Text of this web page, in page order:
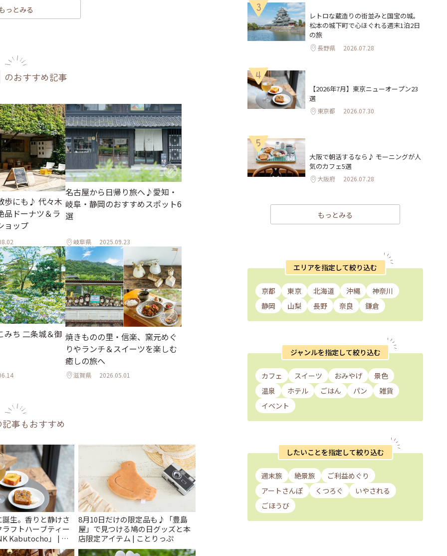
っとみる
のおすすめ記事
歩にも♪ 代々木
品ドーナツ＆ラ
ョップ
名古屋から日帰り旅へ♪愛知・
岐阜・静岡のおすすめスポット6
選
岐阜県 2025.09.23
みち 二条城＆御 焼きものの里・信楽、窯元めぐ
りやランチ＆スイーツを楽しむ
癒しの旅へ
滋賀県 2026.05.01
事もおすすめ
生。香りと静けさ
フトハーブティー
Kabutocho」 | こ
8月10日だけの限定品も♪「豊島
屋」で見つける鳩の日グッズと本
店限定アイテム | ことりっぷ
3
レトロな蔵造りの街並みと国宝の城。
松本の城下町で心ほぐれる週末1泊2日
の旅
長野県 2026.07.28
4
【2026年7月】東京ニューオープン23
選
東京都 2026.07.30
5
大阪で朝活するなら♪ モーニングが人
気のカフェ5選
大阪府 2026.07.28
もっとみる
エリアを指定して絞り込む
京都 東京 北海道 沖縄
神奈川
静岡
山梨 長野 奈良 鎌倉
ジャンルを指定して絞り込む
カフェ スイーツ おみやげ
景色
温泉
ホテル ごはん パン
雑貨
イベント
したいことを指定して絞り込む
週末旅 絶景旅
ご利益めぐり
アートさんぽ
くつろぐ
いやされる
ごほうび